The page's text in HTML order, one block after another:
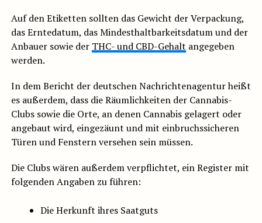
Auf den Etiketten sollten das Gewicht der Verpackung,
das Erntedatum, das Mindesthaltbarkeitsdatum und der
Anbauer sowie der THC- und CBD-Gehalt angegeben
werden.
In dem Bericht der deutschen Nachrichtenagentur heißt
es außerdem, dass die Räumlichkeiten der Cannabis-
Clubs sowie die Orte, an denen Cannabis gelagert oder
angebaut wird, eingezäunt und mit einbruchssicheren
Türen und Fenstern versehen sein müssen.
Die Clubs wären außerdem verpflichtet, ein Register mit
folgenden Angaben zu führen:
Die Herkunft ihres Saatguts